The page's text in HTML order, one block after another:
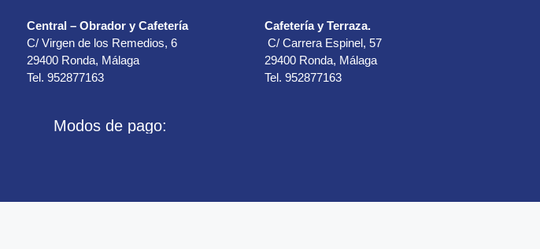
Central – Obrador y Cafetería
C/ Virgen de los Remedios, 6
29400 Ronda, Málaga
Tel. 952877163
Cafetería y Terraza.
C/ Carrera Espinel, 57
29400 Ronda, Málaga
Tel. 952877163
Modos de pago: